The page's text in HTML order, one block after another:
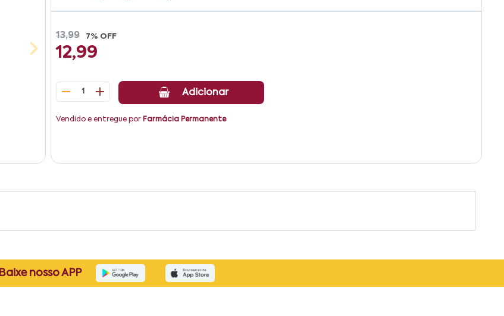
13,99 7% OFF
12,99
1 Adicionar
Vendido e entregue por Farmácia Permanente
Baixe nosso APP